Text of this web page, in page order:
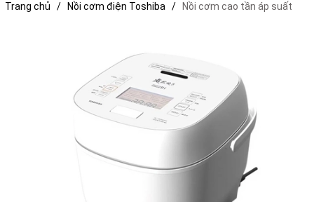
Trang chủ / Nồi cơm điện Toshiba /
Nồi cơm cao tần áp suất